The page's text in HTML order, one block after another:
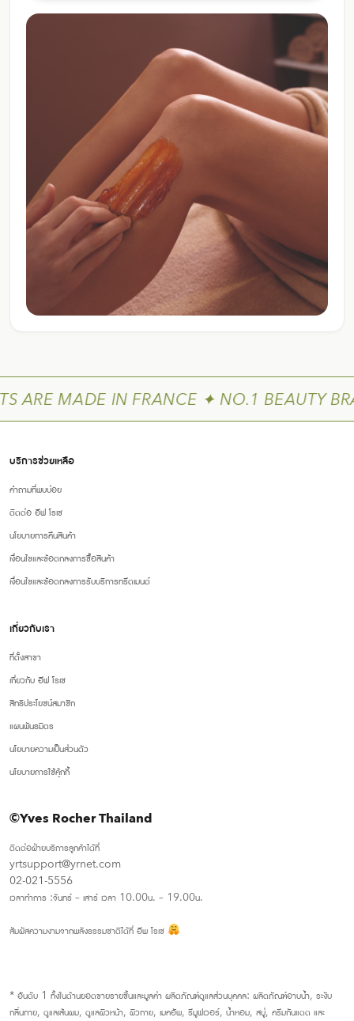
ARE MADE IN FRANCE ✦ NO.1 BEAUTY
บริการช่วยเหลือ
คำถามที่พบบ่อย
ติดต่อ อีฟ โรเช
นโยบายการคืนสินค้า
เงื่อนไขและข้อตกลงการซื้อสินค้า
เงื่อนไขและข้อตกลงการรับบริการทรีตเมนต์
เกี่ยวกับเรา
ที่ตั้งสาขา
เกี่ยวกับ อีฟ โรเช
สิทธิประโยชน์สมาชิก
แผนพันธมิตร
นโยบายความเป็นส่วนตัว
นโยบายการใช้คุ้กกี้
©Yves Rocher Thailand
ติดต่อฝ่ายบริการลูกค้าได้ที่
yrtsupport@yrnet.com
02-021-5556
เวลาทำการ :จันทร์ – เสาร์ เวลา 10.00น. – 19.00น.
สัมผัสความงามจากพลังธรรมชาติได้ที่ อีพ โรเช
* อันดับ 1 ทั้งในด้านยอดขายรายชิ้นและมูลค่า ผลิตภัณฑ์ดูแลส่วนบุคคล: ผลิตภัณฑ์อาบน้ำ, ระงับ
กลิ่นกาย, ดูแลเส้นผม, ดูแลผิวหน้า, ผิวกาย, เมคอัพ, รีมูฟเวอร์, น้ำหอม, สบู่, ครีมกันแดด และ